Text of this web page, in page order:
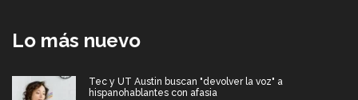
Lo más nuevo
Tec y UT Austin buscan "devolver la voz" a
hispanohablantes con afasia